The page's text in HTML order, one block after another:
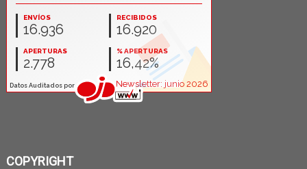
COPYRIGHT